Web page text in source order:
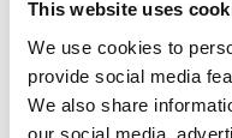
This website uses
We use cookies to
provide social media
We also share
our social media,
2. Die Kontrolle der
geschmiedeten